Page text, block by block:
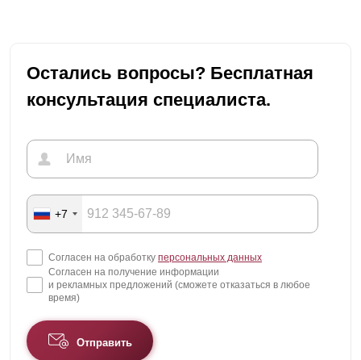
Остались вопросы? Бесплатная
консультация специалиста.
+7
Согласен на обработку персональных данных
Согласен на получение информации
и рекламных предложений (сможете отказаться в любое
время)
Отправить